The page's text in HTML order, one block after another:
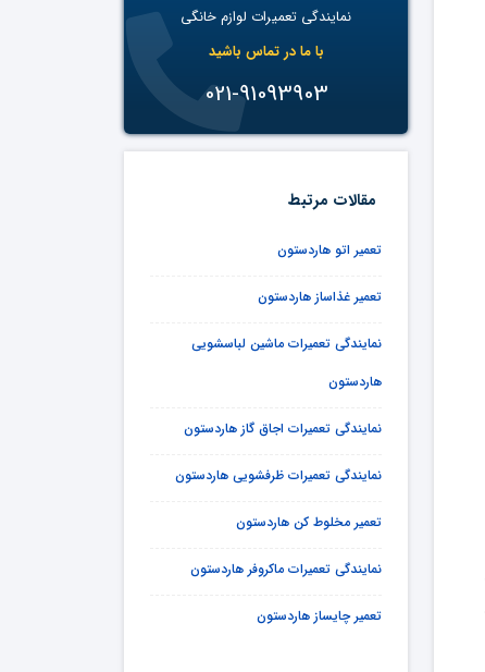
نمایندگی تعمیرات لوازم خانگی
با ما در تماس باشید
021-91093903
مقالات مرتبط
تعمیر اتو هاردستون
تعمیر غذاساز هاردستون
نمایندگی تعمیرات ماشین لباسشویی
هاردستون
نمایندگی تعمیرات اجاق گاز هاردستون
نمایندگی تعمیرات ظرفشویی هاردستون
تعمیر مخلوط کن هاردستون
نمایندگی تعمیرات ماکروفر هاردستون
تعمیر چایساز هاردستون